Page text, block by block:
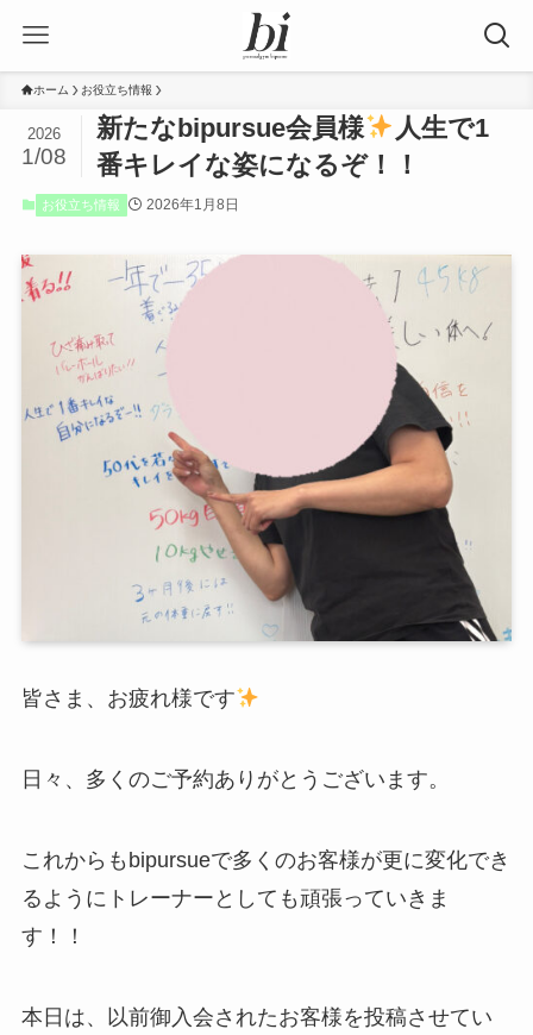
ホーム お役立ち情報
新たなbipursue会員様
人生で1
番キレイな姿になるぞ！！
2026
1/08
お役立ち情報 2026年1月8日
皆さま、お疲れ様です
日々、多くのご予約ありがとうございます。
これからもbipursueで多くのお客様が更に変化でき
るようにトレーナーとしても頑張っていきま
す！！
本日は、以前御入会されたお客様を投稿させてい